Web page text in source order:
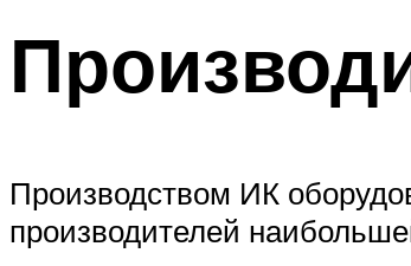
Производством ИК
производителей